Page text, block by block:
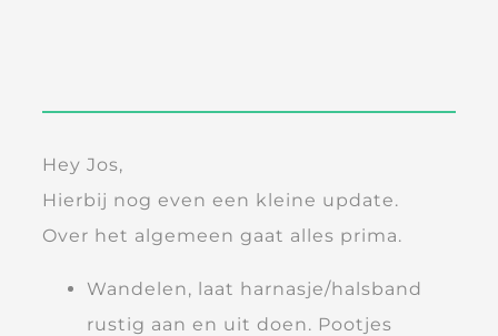
Hey Jos,
Hierbij nog even een kleine update.
Over het algemeen gaat alles prima.
Wandelen, laat harnasje/halsband
rustig aan en uit doen. Pootjes